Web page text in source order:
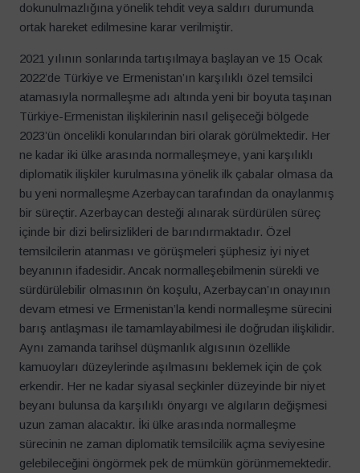
dokunulmazlığına yönelik tehdit veya saldırı durumunda
ortak hareket edilmesine karar verilmiştir.
2021 yılının sonlarında tartışılmaya başlayan ve 15 Ocak
2022’de Türkiye ve Ermenistan’ın karşılıklı özel temsilci
atamasıyla normalleşme adı altında yeni bir boyuta taşınan
Türkiye-Ermenistan ilişkilerinin nasıl gelişeceği bölgede
2023’ün öncelikli konularından biri olarak görülmektedir. Her
ne kadar iki ülke arasında normalleşmeye, yani karşılıklı
diplomatik ilişkiler kurulmasına yönelik ilk çabalar olmasa da
bu yeni normalleşme Azerbaycan tarafından da onaylanmış
bir süreçtir. Azerbaycan desteği alınarak sürdürülen süreç
içinde bir dizi belirsizlikleri de barındırmaktadır. Özel
temsilcilerin atanması ve görüşmeleri şüphesiz iyi niyet
beyanının ifadesidir. Ancak normalleşebilmenin sürekli ve
sürdürülebilir olmasının ön koşulu, Azerbaycan’ın onayının
devam etmesi ve Ermenistan’la kendi normalleşme sürecini
barış antlaşması ile tamamlayabilmesi ile doğrudan ilişkilidir.
Aynı zamanda tarihsel düşmanlık algısının özellikle
kamuoyları düzeylerinde aşılmasını beklemek için de çok
erkendir. Her ne kadar siyasal seçkinler düzeyinde bir niyet
beyanı bulunsa da karşılıklı önyargı ve algıların değişmesi
uzun zaman alacaktır. İki ülke arasında normalleşme
sürecinin ne zaman diplomatik temsilcilik açma seviyesine
gelebileceğini öngörmek pek de mümkün görünmemektedir.